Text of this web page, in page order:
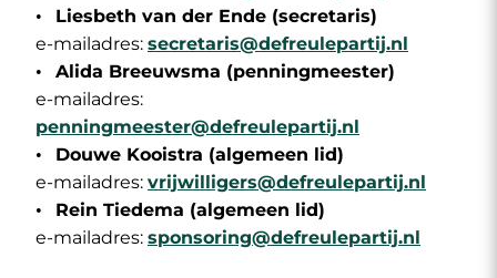
Liesbeth van der Ende (secretaris)
e-mailadres: secretaris@defreulepartij.nl
Alida Breeuwsma (penningmeester)
e-mailadres:
penningmeester@defreulepartij.nl
Douwe Kooistra (algemeen lid)
e-mailadres: vrijwilligers@defreulepartij.nl
Rein Tiedema (algemeen lid)
e-mailadres: sponsoring@defreulepartij.nl